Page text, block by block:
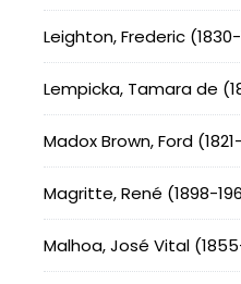
Leighton, Frederic
Lempicka, Tamara de
Madox Brown, Ford
Magritte, René (1898-
Malhoa, José Vital